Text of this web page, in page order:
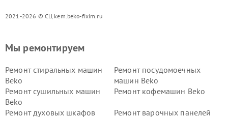
2021-2026 © СЦ kem.beko-fixim.ru
Мы ремонтируем
Ремонт стиральных машин
Beko
Ремонт посудомоечных
машин Beko
Ремонт сушильных машин
Beko
Ремонт кофемашин Beko
Ремонт духовых шкафов
Ремонт варочных панелей